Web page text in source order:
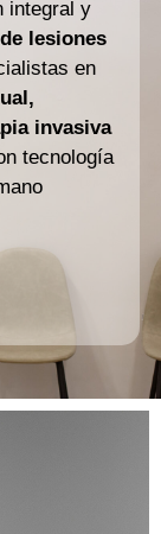
integral y
lesiones
en
invasiva
tecnología